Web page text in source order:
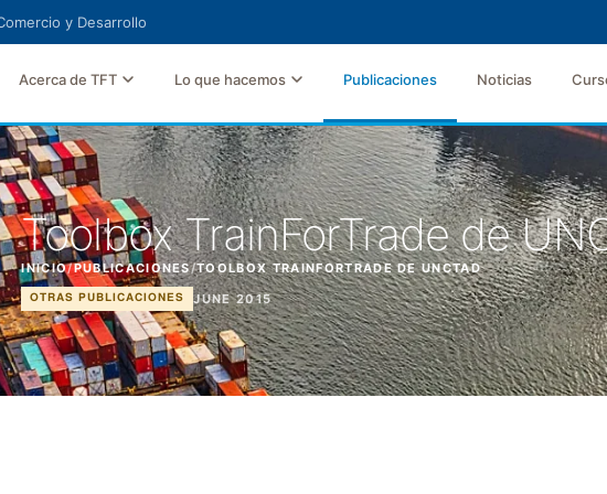
y Desarrollo
Acerca de TFT Lo que hacemos Publicaciones Noticias
Toolbox TrainForTrade de
INICIO/PUBLICACIONES/TOOLBOX TRAINFORTRADE DE UNCTAD
OTRAS PUBLICACIONES JUNE 2015